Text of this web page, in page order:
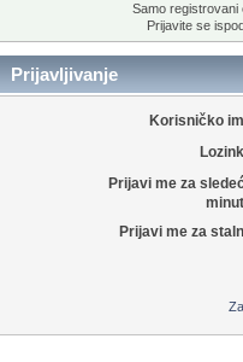
Samo registrovani
Prijavite se
Prijavljivanje
Korisničko
Prijavi me za
Prijavi me za